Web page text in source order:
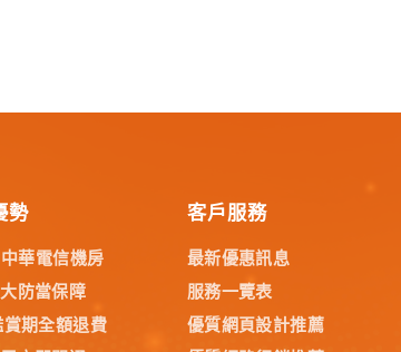
勢
華電信機房
防當保障
期全額退費
客戶服務
最新優惠訊息
服務一覽表
優質網頁設計推薦